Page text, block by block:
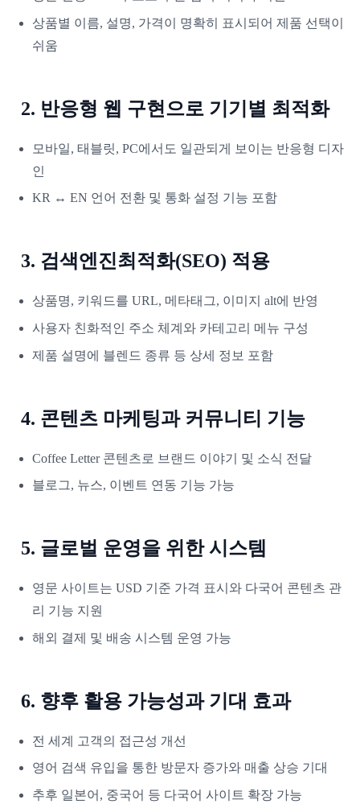
상품별 이름, 설명, 가격이 명확히 표시되어 제품 선택이
쉬움
2. 반응형 웹 구현으로 기기별 최적화
모바일, 태블릿, PC에서도 일관되게 보이는 반응형 디자
인
KR ↔ EN 언어 전환 및 통화 설정 기능 포함
3. 검색엔진최적화(SEO) 적용
상품명, 키워드를 URL, 메타태그, 이미지 alt에 반영
사용자 친화적인 주소 체계와 카테고리 메뉴 구성
제품 설명에 블렌드 종류 등 상세 정보 포함
4. 콘텐츠 마케팅과 커뮤니티 기능
Coffee Letter 콘텐츠로 브랜드 이야기 및 소식 전달
블로그, 뉴스, 이벤트 연동 기능 가능
5. 글로벌 운영을 위한 시스템
영문 사이트는 USD 기준 가격 표시와 다국어 콘텐츠 관
리 기능 지원
해외 결제 및 배송 시스템 운영 가능
6. 향후 활용 가능성과 기대 효과
전 세계 고객의 접근성 개선
영어 검색 유입을 통한 방문자 증가와 매출 상승 기대
추후 일본어, 중국어 등 다국어 사이트 확장 가능